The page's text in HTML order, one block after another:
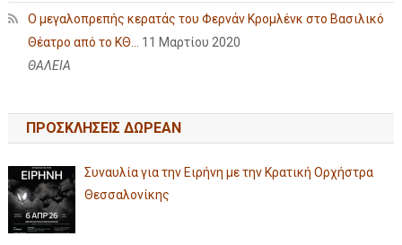
Ο μεγαλοπρεπής κερατάς του Φερνάν Κρομλένκ στο Βασιλικό
Θέατρο από το ΚΘ... 11 Μαρτίου 2020
ΘΑΛΕΙΑ
ΠΡΟΣΚΛΗΣΕΙΣ ΔΩΡΕΑΝ
Συναυλία για την Ειρήνη με την Κρατική Ορχήστρα
Θεσσαλονίκης